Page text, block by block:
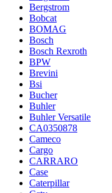
Bergstrom
Bobcat
BOMAG
Bosch
Bosch Rexroth
BPW
Brevini
Bsi
Bucher
Buhler
Buhler Versatile
CA0350878
Cameco
Cargo
CARRARO
Case
Caterpillar